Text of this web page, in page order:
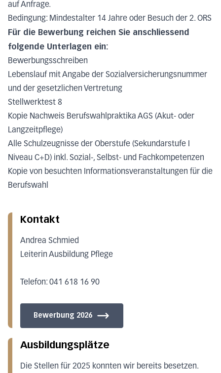
auf Anfrage.
Bedingung: Mindestalter 14 Jahre oder Besuch der 2. ORS
Für die Bewerbung reichen Sie anschliessend
folgende Unterlagen ein:
Bewerbungsschreiben
Lebenslauf mit Angabe der Sozialversicherungsnummer
und der gesetzlichen Vertretung
Stellwerktest 8
Kopie Nachweis Berufswahlpraktika AGS (Akut- oder
Langzeitpflege)
Alle Schulzeugnisse der Oberstufe (Sekundarstufe I
Niveau C+D) inkl. Sozial-, Selbst- und Fachkompetenzen
Kopie von besuchten Informationsveranstaltungen für die
Berufswahl
Kontakt
Andrea Schmied
Leiterin Ausbildung Pflege
Telefon: 041 618 16 90
Bewerbung 2026
Ausbildungsplätze
Die Stellen für 2025 konnten wir bereits besetzen.